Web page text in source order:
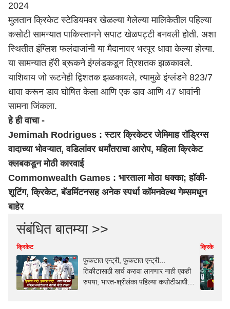
2024
मुलतान क्रिकेट स्टेडियमवर खेळल्या गेलेल्या मालिकेतील पहिल्या
कसोटी सामन्यात पाकिस्तानने सपाट खेळपट्टी बनवली होती. अशा
स्थितीत इंग्लिश फलंदाजांनी या मैदानावर भरपूर धावा केल्या होत्या.
या सामन्यात हॅरी ब्रूकने इंग्लंडकडून त्रिशतक झळकावले.
याशिवाय जो रूटनेही द्विशतक झळकावले, त्यामुळे इंग्लंडने 823/7
धावा करून डाव घोषित केला आणि एक डाव आणि 47 धावांनी
सामना जिंकला.
हे ही वाचा -
Jemimah Rodrigues : स्टार क्रिकेटर जेमिमाह रॉड्रिग्स
वादाच्या भोवऱ्यात, वडिलांवर धर्मांतराचा आरोप, महिला क्रिकेट
क्लबकडून मोठी कारवाई
Commonwealth Games : भारताला मोठा धक्का; हॉकी-
शूटिंग, क्रिकेट, बॅडमिंटनसह अनेक स्पर्धा कॉमनवेल्थ गेम्समधून
बाहेर
संबंधित बातम्या >>
क्रिकेट
फुकटात एन्ट्री, फुकटात एन्ट्री...
तिकीटासाठी खर्च करावा लागणार नाही एकही
रुपया; भारत-श्रीलंका पहिल्या कसोटीआधी
क्रिकेट